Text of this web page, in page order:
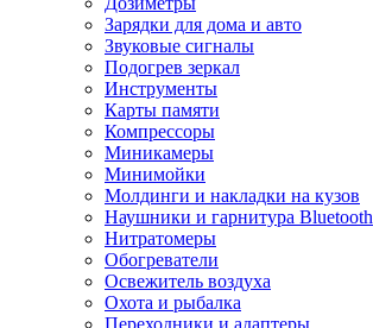
Зарядки для дома и авто
Звуковые сигналы
Подогрев зеркал
Инструменты
Карты памяти
Компрессоры
Миникамеры
Минимойки
Молдинги и накладки на кузов
Наушники и гарнитура Bluetooth
Нитратомеры
Обогреватели
Освежитель воздуха
Охота и рыбалка
Переходники и адаптеры